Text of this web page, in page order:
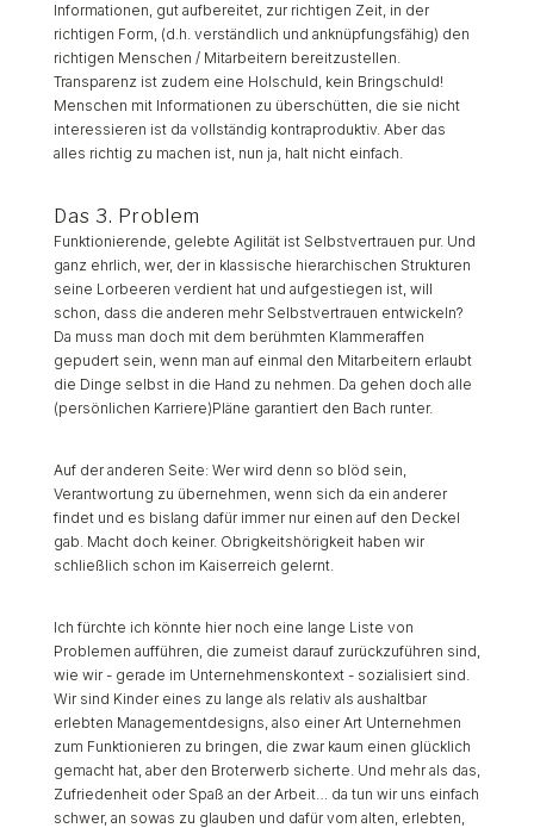
Informationen, gut aufbereitet, zur richtigen Zeit, in der
richtigen Form, (d.h. verständlich und anknüpfungsfähig) den
richtigen Menschen / Mitarbeitern bereitzustellen.
Transparenz ist zudem eine Holschuld, kein Bringschuld!
Menschen mit Informationen zu überschütten, die sie nicht
interessieren ist da vollständig kontraproduktiv. Aber das
alles richtig zu machen ist, nun ja, halt nicht einfach.
Das 3. Problem
Funktionierende, gelebte Agilität ist Selbstvertrauen pur. Und
ganz ehrlich, wer, der in klassische hierarchischen Strukturen
seine Lorbeeren verdient hat und aufgestiegen ist, will
schon, dass die anderen mehr Selbstvertrauen entwickeln?
Da muss man doch mit dem berühmten Klammeraffen
gepudert sein, wenn man auf einmal den Mitarbeitern erlaubt
die Dinge selbst in die Hand zu nehmen. Da gehen doch alle
(persönlichen Karriere)Pläne garantiert den Bach runter.
Auf der anderen Seite: Wer wird denn so blöd sein,
Verantwortung zu übernehmen, wenn sich da ein anderer
findet und es bislang dafür immer nur einen auf den Deckel
gab. Macht doch keiner. Obrigkeitshörigkeit haben wir
schließlich schon im Kaiserreich gelernt.
Ich fürchte ich könnte hier noch eine lange Liste von
Problemen aufführen, die zumeist darauf zurückzuführen sind,
wie wir - gerade im Unternehmenskontext - sozialisiert sind.
Wir sind Kinder eines zu lange als relativ als aushaltbar
erlebten Managementdesigns, also einer Art Unternehmen
zum Funktionieren zu bringen, die zwar kaum einen glücklich
gemacht hat, aber den Broterwerb sicherte. Und mehr als das,
Zufriedenheit oder Spaß an der Arbeit… da tun wir uns einfach
schwer, an sowas zu glauben und dafür vom alten, erlebten,